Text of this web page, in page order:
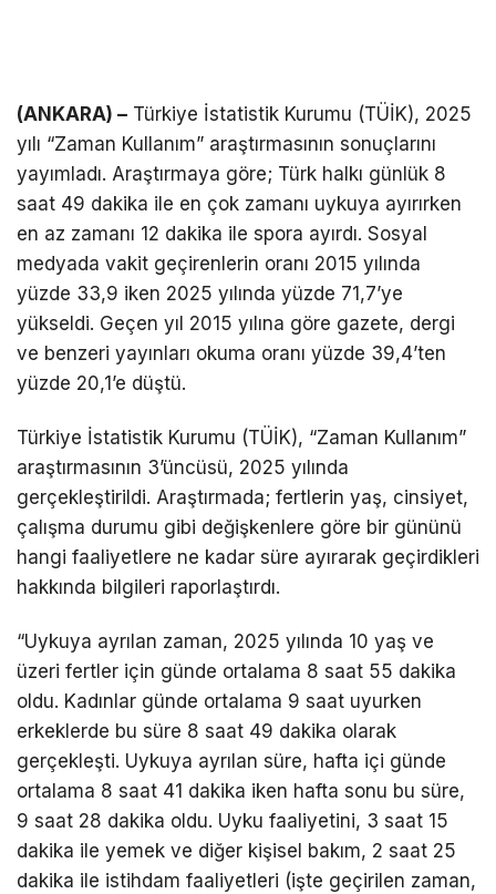
(ANKARA) – Türkiye İstatistik Kurumu (TÜİK), 2025
yılı “Zaman Kullanım” araştırmasının sonuçlarını
yayımladı. Araştırmaya göre; Türk halkı günlük 8
saat 49 dakika ile en çok zamanı uykuya ayırırken
en az zamanı 12 dakika ile spora ayırdı. Sosyal
medyada vakit geçirenlerin oranı 2015 yılında
yüzde 33,9 iken 2025 yılında yüzde 71,7’ye
yükseldi. Geçen yıl 2015 yılına göre gazete, dergi
ve benzeri yayınları okuma oranı yüzde 39,4’ten
yüzde 20,1’e düştü.
Türkiye İstatistik Kurumu (TÜİK), “Zaman Kullanım”
araştırmasının 3’üncüsü, 2025 yılında
gerçekleştirildi. Araştırmada; fertlerin yaş, cinsiyet,
çalışma durumu gibi değişkenlere göre bir gününü
hangi faaliyetlere ne kadar süre ayırarak geçirdikleri
hakkında bilgileri raporlaştırdı.
“Uykuya ayrılan zaman, 2025 yılında 10 yaş ve
üzeri fertler için günde ortalama 8 saat 55 dakika
oldu. Kadınlar günde ortalama 9 saat uyurken
erkeklerde bu süre 8 saat 49 dakika olarak
gerçekleşti. Uykuya ayrılan süre, hafta içi günde
ortalama 8 saat 41 dakika iken hafta sonu bu süre,
9 saat 28 dakika oldu. Uyku faaliyetini, 3 saat 15
dakika ile yemek ve diğer kişisel bakım, 2 saat 25
dakika ile istihdam faaliyetleri (işte geçirilen zaman,